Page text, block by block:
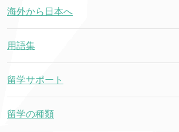
海外から日本へ
用語集
留学サポート
留学の種類